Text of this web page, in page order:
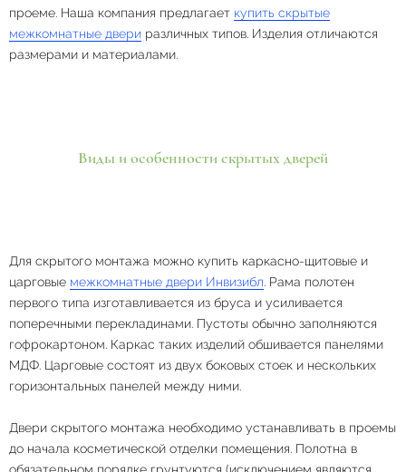
проеме. Наша компания предлагает купить скрытые
межкомнатные двери различных типов. Изделия отличаются
размерами и материалами.
Виды и особенности скрытых дверей
Для скрытого монтажа можно купить каркасно-щитовые и
царговые межкомнатные двери Инвизибл. Рама полотен
первого типа изготавливается из бруса и усиливается
поперечными перекладинами. Пустоты обычно заполняются
гофрокартоном. Каркас таких изделий обшивается панелями
МДФ. Царговые состоят из двух боковых стоек и нескольких
горизонтальных панелей между ними.
Двери скрытого монтажа необходимо устанавливать в проемы
до начала косметической отделки помещения. Полотна в